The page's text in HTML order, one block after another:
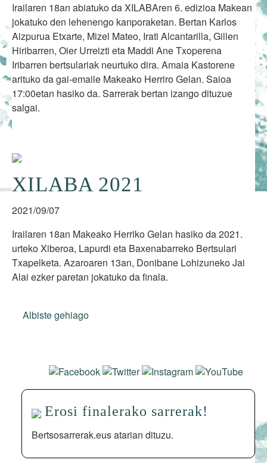
Irailaren 18an abiatuko da XILABAren 6. edizioa Makean
jokatuko den lehenengo kanporaketan. Bertan Karlos
Aizpurua Etxarte, Mizel Mateo, Irati Alcantarilla, Gillen
Hiribarren, Oier Urreizti eta Maddi Ane Txoperena
Iribarren bertsulariak neurtuko dira. Amaia Kastorene
arituko da gai-emaile Makeako Herriro Gelan. Saioa
17:00etan hasiko da. Sarrerak bertan izango dituzue
salgai.
XILABA 2021
2021/09/07
Irailaren 18an Makeako Herriko Gelan hasiko da 2021.
urteko Xiberoa, Lapurdi eta Baxenabarreko Bertsulari
Txapelketa. Azaroaren 13an, Donibane Lohizuneko Jai
Alai ezker paretan jokatuko da finala.
Albiste gehiago
Erosi finalerako sarrerak!
Bertsosarrerak.eus atarian dituzu.